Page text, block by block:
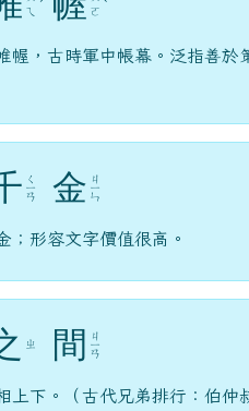
ㄟ
ˊ
ㄛ ˋ
幄，古時軍中帳幕。泛指善於
ㄑ
ㄧ
ㄢ 金 ㄐ
ㄧ
ㄣ
；形容文字價值很高。
ㄓ 間 ㄐ
ㄧ
ㄢ
上下。（古代兄弟排行：伯仲